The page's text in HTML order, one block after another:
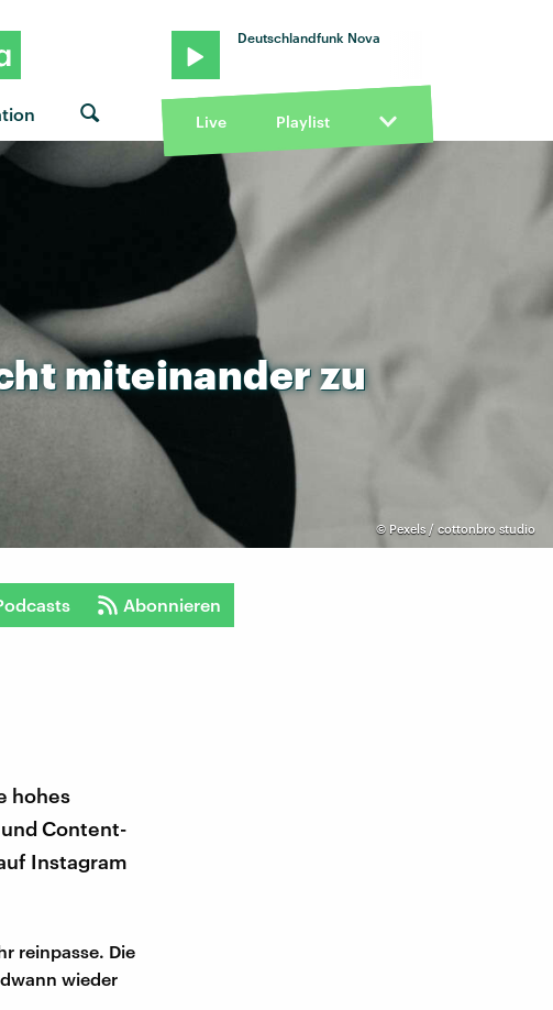
Deutschlandfunk Nova
Live Playlist
© Pexels / cottonbro studio
miteinanderzu
Abonnieren
hohes
Content-
Instagram
reinpasse. Die
wieder